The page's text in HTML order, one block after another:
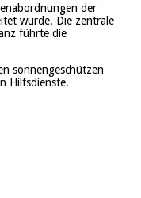
der
wurde. Die zentrale
führte die
sonnengeschützen
Hilfsdienste.